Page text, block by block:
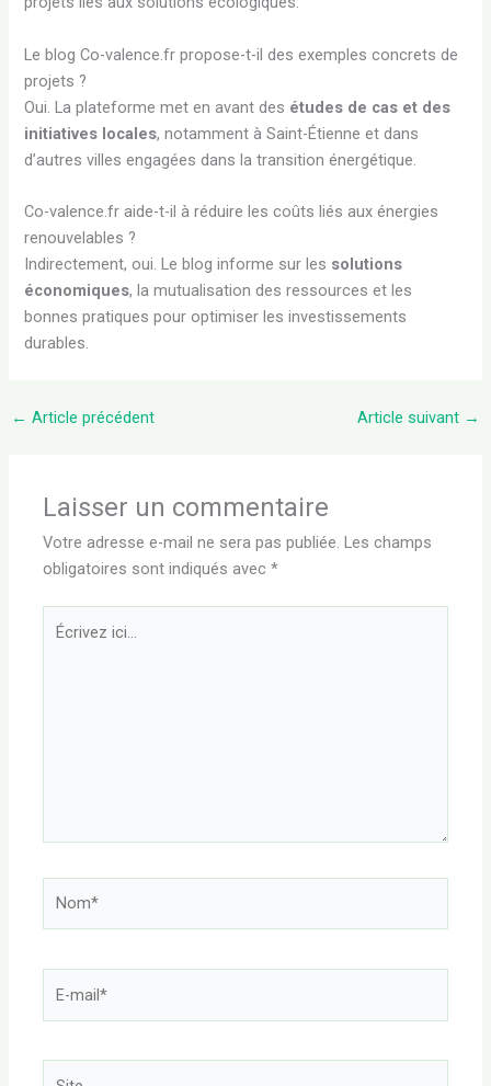
Le blog Co-valence.fr propose-t-il des exemples concrets de
projets ?
Oui. La plateforme met en avant des études de cas et des
initiatives locales, notamment à Saint-Étienne et dans
d’autres villes engagées dans la transition énergétique.
Co-valence.fr aide-t-il à réduire les coûts liés aux énergies
renouvelables ?
Indirectement, oui. Le blog informe sur les solutions
économiques, la mutualisation des ressources et les
bonnes pratiques pour optimiser les investissements
durables.
← Article précédent Article suivant →
Laisser un commentaire
Votre adresse e-mail ne sera pas publiée. Les champs
obligatoires sont indiqués avec*
Écrivez
ici…
mail*